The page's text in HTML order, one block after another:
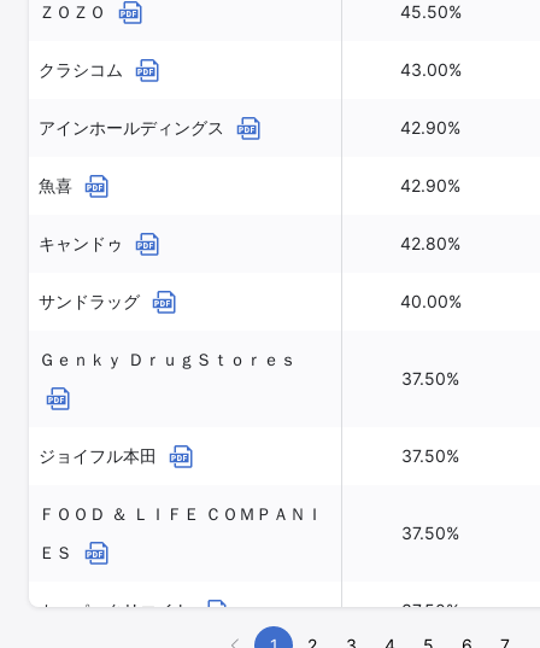
ＺＯＺＯ 45.50%
クラシコム 43.00%
アインホールディングス 42.90%
魚喜 42.90%
キャンドゥ 42.80%
サンドラッグ 40.00%
Ｇｅｎｋｙ ＤｒｕｇＳｔｏｒｅｓ
37.50%
ジョイフル本田 37.50%
ＦＯＯＤ ＆ ＬＩＦＥ ＣＯＭＰＡＮＩ
ＥＳ
37.50%
カッパ・クリエイト 37.50%